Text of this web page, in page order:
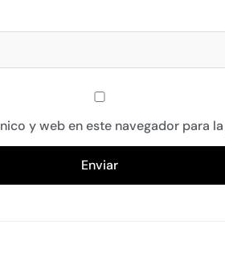
y web en este navegador para